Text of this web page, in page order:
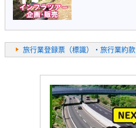
旅行業登録票（標識）・旅行業約款